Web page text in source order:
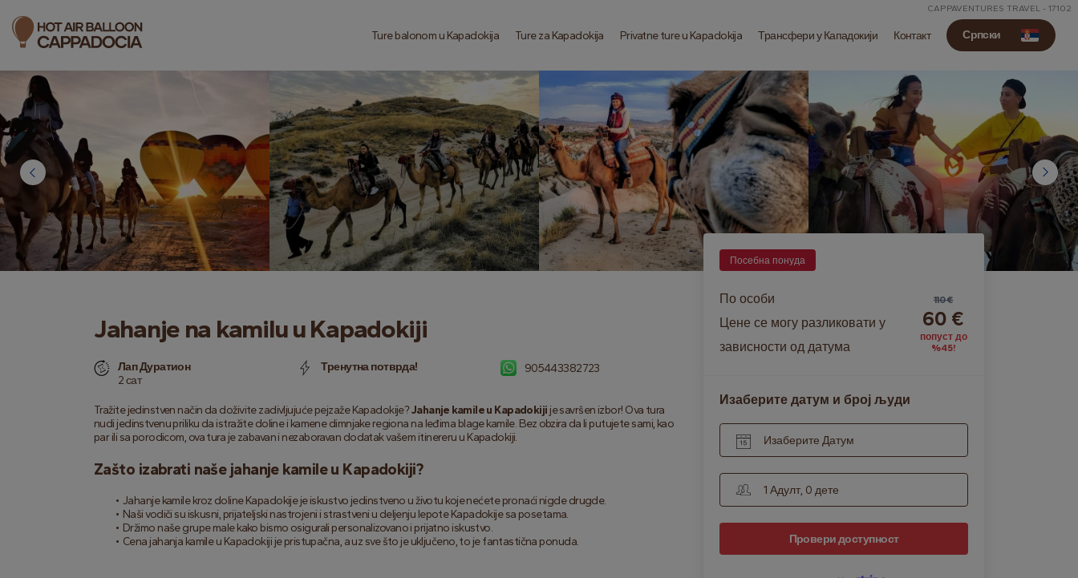
CAPPAVENTURES TRAVEL - 17102
Ture balonom u Kapadokija Ture za Kapadokija Privatne ture u Kapadokija Трансфери у Кападокији Контакт Српски
Jahanje na kamilu u Kapadokiji
Лап Дуратион
2 сат
Тренутна потврда! 905443382723
Tražite jedinstven način da doživite zadivljujuće pejzaže Kapadokije? Jahanje kamile u Kapadokiji je savršen izbor! Ova tura
nudi jedinstvenu priliku da istražite doline i kamene dimnjake regiona na leđima blage kamile. Bez obzira da li putujete sami, kao
par ili sa porodicom, ova tura je zabavan i nezaboravan dodatak vašem itinereru u Kapadokiji.
Zašto izabrati naše jahanje kamile u Kapadokiji?
Jahanje kamile kroz doline Kapadokije je iskustvo jedinstveno u životu koje nećete pronaći nigde drugde.
Naši vodiči su iskusni, prijateljski nastrojeni i strastveni u deljenju lepote Kapadokije sa posetama.
Držimo naše grupe male kako bismo osigurali personalizovano i prijatno iskustvo.
Cena jahanja kamile u Kapadokiji je pristupačna, a uz sve što je uključeno, to je fantastična ponuda.
Посебна понуда
По особи
Цене се могу разликовати у
зависности од датума
110 €
60 €
попуст до
%45!
Изаберите датум и број људи
Изаберите Датум
1 Адулт, 0 дете
Провери доступност